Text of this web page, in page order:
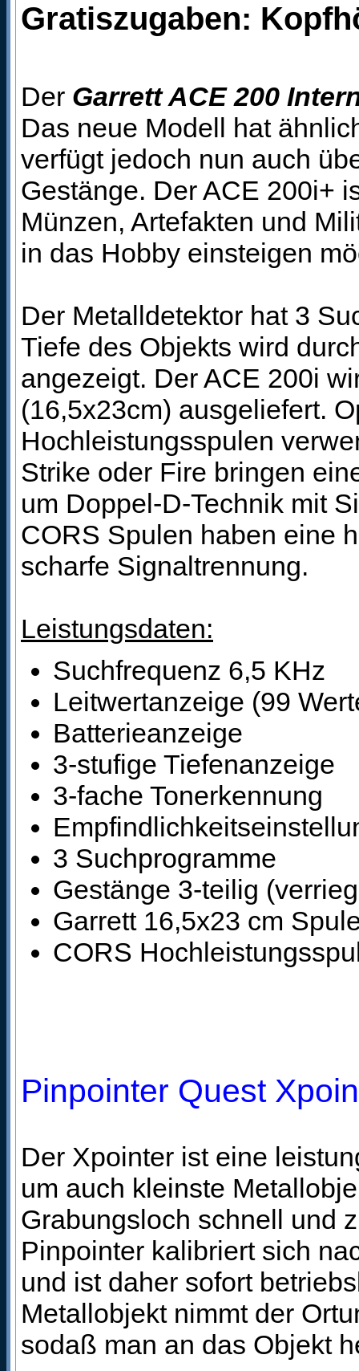
Gratiszugaben:
Der Garrett ACE 200
Das neue Modell hat
verfügt jedoch nun auch
Gestänge. Der ACE 200i+
Münzen, Artefakten und
in das Hobby einsteigen
Der Metalldetektor hat 3
Tiefe des Objekts wird
angezeigt. Der ACE 200i
(16,5x23cm) ausgeliefert.
Hochleistungsspulen
Strike oder Fire bringen
um Doppel-D-Technik mit
CORS Spulen haben eine
scharfe Signaltrennung.
Leistungsdaten:
Suchfrequenz 6,5 KHz
Leitwertanzeige (99
Batterieanzeige
3-stufige Tiefenanzeige
3-fache Tonerkennung
3 Suchprogramme
Gestänge 3-teilig
Garrett 16,5x23 cm
CORS
Pinpointer Quest
Der Xpointer ist eine
um auch kleinste
Grabungsloch schnell und
Pinpointer kalibriert sich
und ist daher sofort
Metallobjekt nimmt der
sodaß man an das Objekt